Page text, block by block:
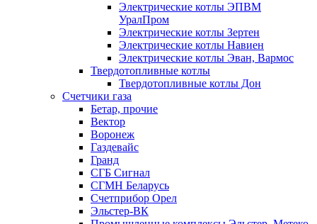
Электрические котлы ЭПВМ
УралПром
Электрические котлы Зертен
Электрические котлы Навиен
Электрические котлы Эван, Вармос
Твердотопливные котлы
Твердотопливные котлы Дон
Счетчики газа
Бетар, прочие
Вектор
Воронеж
Газдевайс
Гранд
СГБ Сигнал
СГМН Беларусь
Счетприбор Орел
Эльстер-ВК